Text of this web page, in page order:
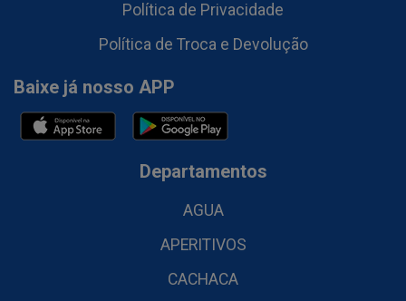
Política de Privacidade
Política de Troca e Devolução
Baixe já nosso APP
Departamentos
AGUA
APERITIVOS
CACHACA